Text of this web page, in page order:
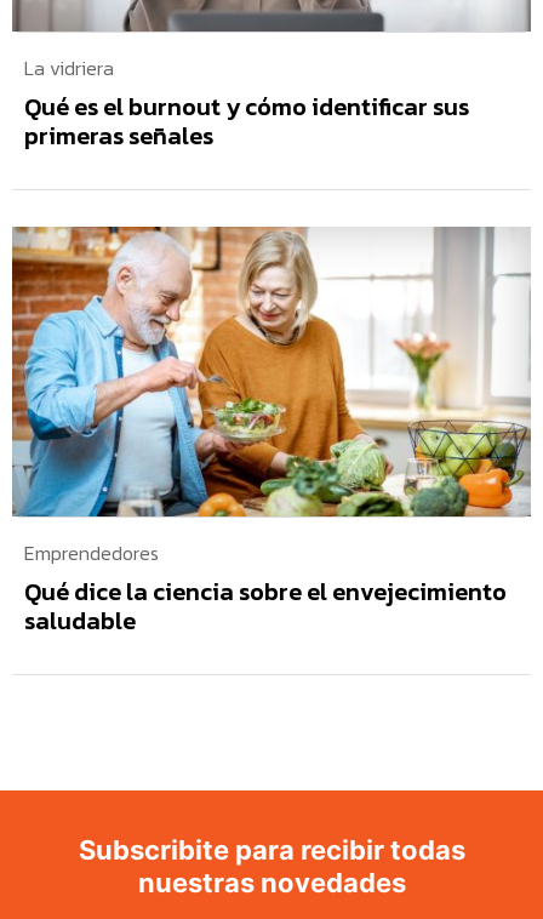
La vidriera
Qué es el burnout y cómo identificar sus
primeras señales
Emprendedores
Qué dice la ciencia sobre el envejecimiento
saludable
Subscribite para recibir todas
nuestras novedades